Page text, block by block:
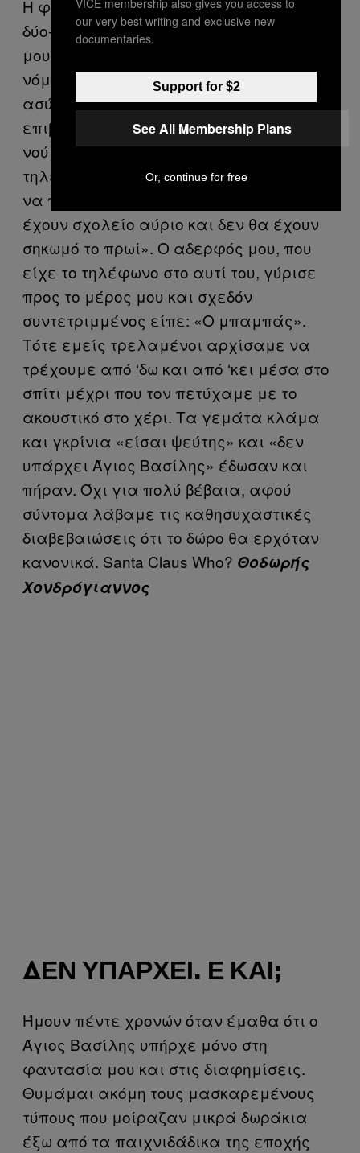
Η φάση προχωρούσε με επιτυχία για
δύο-τρία χρόνια, μέχρι που ο πατέρας
μου έκανε το μοιραίο λάθος. Καθώς
νόμιζε ότι η μάνα μου είχε ακόμα το
ασύρματο στα χέρια της (εκείνη πάντα
επιβεβαίωνε ότι είχαμε πάρει το σωστό
νούμερο, τάχα μου τάχα μου), είπε στο
τηλέφωνο: «άντε ρε Μαρία, βαλ’ τους
να πουν τι θέλουν να τελειώνουμε,
έχουν σχολείο αύριο και δεν θα έχουν
σηκωμό το πρωί». Ο αδερφός μου, που
είχε το τηλέφωνο στο αυτί του, γύρισε
προς το μέρος μου και σχεδόν
συντετριμμένος είπε: «Ο μπαμπάς».
Τότε εμείς τρελαμένοι αρχίσαμε να
τρέχουμε από ‘δω και από ‘κει μέσα στο
σπίτι μέχρι που τον πετύχαμε με το
ακουστικό στο χέρι. Τα γεμάτα κλάμα
και γκρίνια «είσαι ψεύτης» και «δεν
υπάρχει Άγιος Βασίλης» έδωσαν και
πήραν. Όχι για πολύ βέβαια, αφού
σύντομα λάβαμε τις καθησυχαστικές
διαβεβαιώσεις ότι το δώρο θα ερχόταν
κανονικά. Santa Claus Who? Θοδωρής
Χονδρόγιαννος
ΔΕΝ ΥΠΆΡΧΕΙ. Ε ΚΑΙ;
Ήμουν πέντε χρονών όταν έμαθα ότι ο
Άγιος Βασίλης υπήρχε μόνο στη
φαντασία μου και στις διαφημίσεις.
Θυμάμαι ακόμη τους μασκαρεμένους
τύπους που μοίραζαν μικρά δωράκια
έξω από τα παιχνιδάδικα της εποχής
our very best writing and exclusive new
documentaries.
Support for $2
See All Membership Plans
Or, continue for free